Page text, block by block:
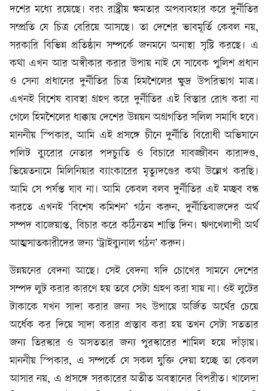
দশের মধ্যে রয়েছে। বরং রাষ্ট্রীয় ক্ষমতার অপব্যবহার করে দুর্নীতির
সম্প্রতি যে চিত্র বেরিয়ে আসছে। তা দেশের ভাবমূর্তি কেবল নয়,
সরকারি বিভিন্ন প্রতিষ্ঠান সম্পর্কে জনমনে অনাস্থা সৃষ্টি করছে। এ
কথা এখন আর অস্বীকার করার উপায় নাই যে সাবেক পুলিশ প্রধান
ও সেনা প্রধানের দুর্নীতির চিত্র হিমশৈলের ক্ষুদ্র উপরিভাগ মাত্র।
এখনই বিশেষ ব্যবস্থা গ্রহণ করে দুর্নীতির এই বিস্তার রোধ করা না
গেলে হিমশৈলের ধাক্কায় দেশের উন্নয়ন অগ্রগতির সলিল সমাধি হবে।
মাননীয় স্পিকার, আমি এই প্রসঙ্গে চীনে দুর্নীতি বিরোধী অভিযানে
পলিট ব্যুরোর নেতার পদচ্যুতি ও বিচারে যাবজ্জীবন কারাদণ্ড,
ভিয়েতনামে মিলিনিয়ার ব্যাংকারের মৃত্যুদণ্ডের কথা উল্লেখ করছি।
আমি সে পর্যন্ত যাব না। আমি কেবল বলব দুর্নীতির এই মচ্ছব বন্ধ
করতে এখনই ‘বিশেষ কমিশন’ গঠন করুন, দুর্নীতিবাজদের অর্থ
সম্পদ বাজেয়াপ্ত, বিচার করে কঠিনতম শাস্তি দিন। ঋণখেলাপী অর্থ
আত্মসাতকারীদের জন্য ‘ট্রাইব্যুনাল গঠন’ করুন।
উন্নয়নের বেদনা আছে। সেই বেদনা যদি চোখের সামনে দেশের
সম্পদ লুট করার কারণে হয় তবে সেটা গ্রহণ করা যায় না। ওই লুটের
টাকাকে যখন সাদা করার জন্য সৎ উপায়ে অর্জিত অর্থের চেয়ে
অর্ধেক কর দিয়ে সাদা করার প্রস্তাব করা হয় তখন সেটা সততার
জন্য তিরস্কার ও অসততার জন্য পুরস্কারের শামিল হয়ে দাঁড়ায়।
মাননীয় স্পিকার, এ সম্পর্কে যে সকল যুক্তি দেয়া হচ্ছে তা কেবল
আসার নয়, এ প্রসঙ্গে সরকারের অতীত অবস্থানের বিপরীত। খালেদা